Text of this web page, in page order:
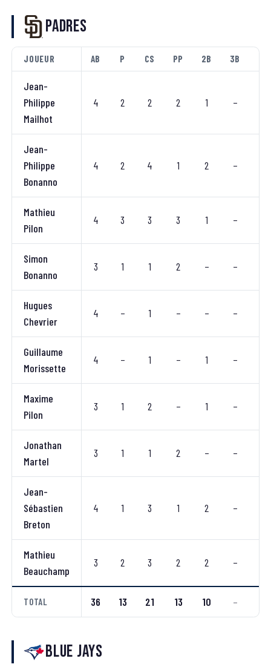
Padres
JOUEUR AB P CS PP 2B 3B
Jean-
Philippe
Mailhot
4 2 2 2 1 –
Jean-
Philippe
Bonanno
4 2 4 1 2 –
Mathieu
Pilon
4 3 3 3 1 –
Simon
Bonanno
3 1 1 2 – –
Hugues
Chevrier
4 – 1 – – –
Guillaume
Morissette
4 – 1 – 1 –
Maxime
Pilon
3 1 2 – 1 –
Jonathan
Martel
3 1 1 2 – –
Jean-
Sébastien
Breton
4 1 3 1 2 –
Mathieu
Beauchamp
3 2 3 2 2 –
TOTAL 36 13 21 13 10 –
Blue Jays